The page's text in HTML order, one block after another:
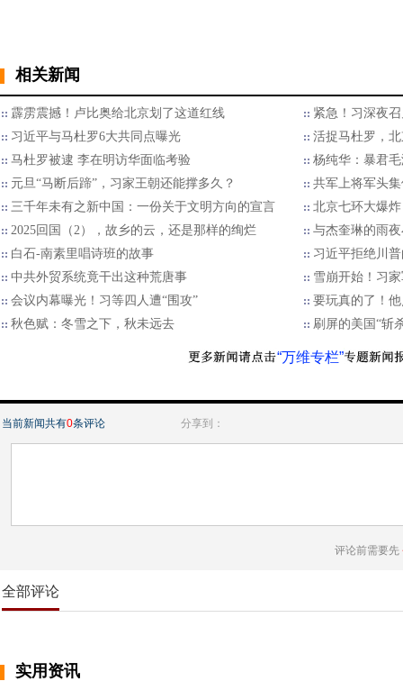
相关新闻
霹雳震撼！卢比奥给北京划了这道红线
紧急！习深夜
习近平与马杜罗6大共同点曝光
活捉马杜罗，
马杜罗被逮 李在明访华面临考验
杨纯华：暴君
元旦“马断后蹄”，习家王朝还能撑多久？
共军上将军头
三千年未有之新中国：一份关于文明方向的宣言
北京七环大爆
2025回国（2），故乡的云，还是那样的绚烂
与杰奎琳的雨
白石-南素里唱诗班的故事
习近平拒绝川普
中共外贸系统竟干出这种荒唐事
雪崩开始！习
会议内幕曝光！习等四人遭“围攻”
要玩真的了！
秋色赋：冬雪之下，秋未远去
刷屏的美国“斩
“万维专栏”
当前新闻共有0条评论 分享到：
评论前需要先
全部评论
实用资讯